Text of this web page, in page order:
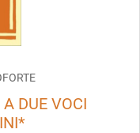
DUE VOCI